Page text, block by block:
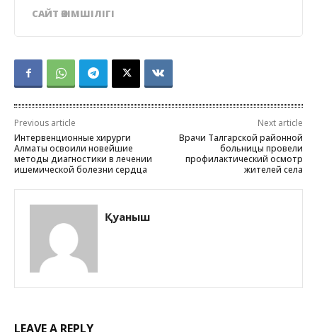
САЙТ ӘКІМШІЛІГІ
Previous article
Интервенционные хирурги
Алматы освоили новейшие
методы диагностики в лечении
ишемической болезни сердца
Next article
Врачи Талгарской районной
больницы провели
профилактический осмотр
жителей села
Қуаныш
LEAVE A REPLY